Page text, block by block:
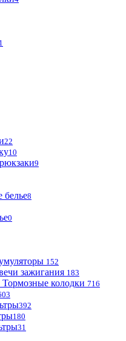
1
22
10
9
белье8
0
152
зажигания 183
Тормозные колодки 716
392
180
31